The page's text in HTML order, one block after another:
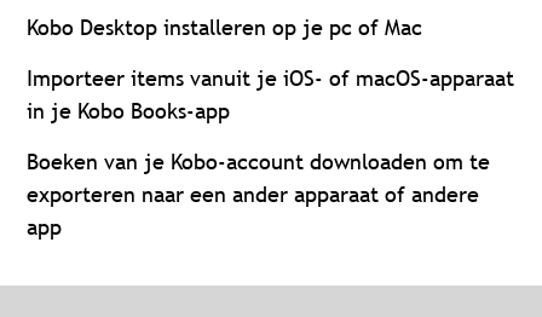
Kobo Desktop installeren op je pc of Mac
Importeer items vanuit je iOS- of macOS-apparaat
in je Kobo Books-app
Boeken van je Kobo-account downloaden om te
exporteren naar een ander apparaat of andere
app